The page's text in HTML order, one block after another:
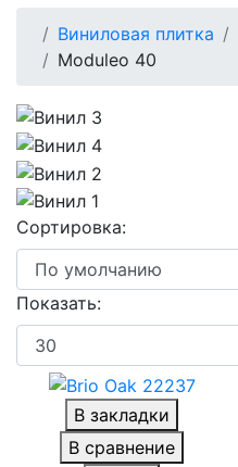
Виниловая плитка
Moduleo 40
Сортировка:
Показать:
В закладки
В сравнение